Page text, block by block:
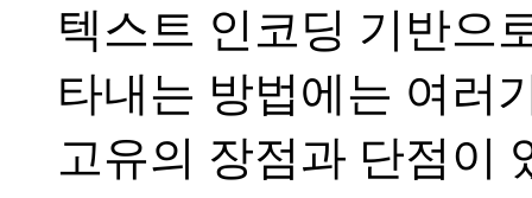
텍스트 인코딩 기반으
타내는 방법에는 여러
고유의 장점과 단점이